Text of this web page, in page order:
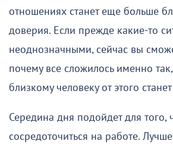
отношениях станет еще больше
доверия. Если прежде какие-то
неоднозначными, сейчас вы
почему все сложилось именно
близкому человеку от этого
Середина дня подойдет для того,
сосредоточиться на работе.